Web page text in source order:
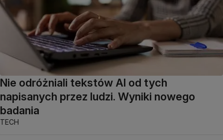
Nie odróżniali tekstów AI od tych
napisanych przez ludzi. Wyniki nowego
badania
TECH